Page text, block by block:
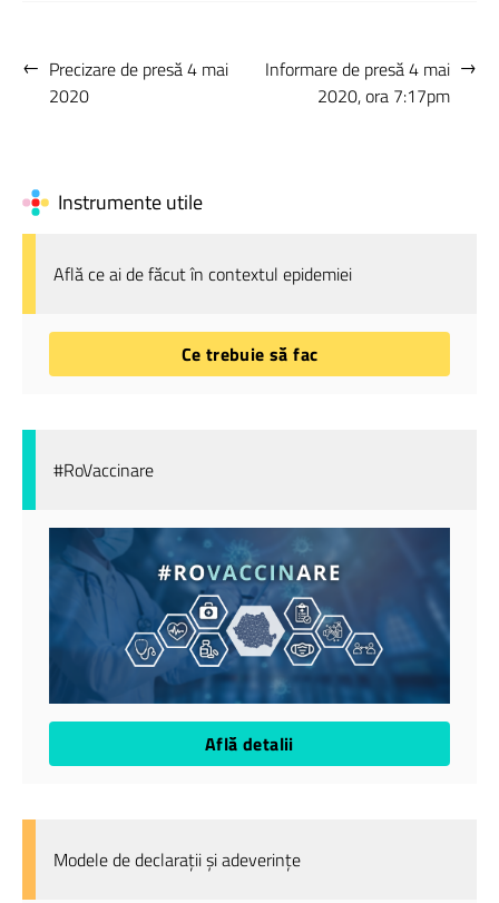
← Precizare de presă 4 mai
2020
Informare de presă 4 mai
2020, ora 7:17pm
→
Instrumente utile
Află ce ai de făcut în contextul epidemiei
Ce trebuie să fac
#RoVaccinare
Află detalii
Modele de declarații și adeverințe